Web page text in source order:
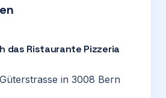
das Ristaurante Pizzeria
in 3008 Bern